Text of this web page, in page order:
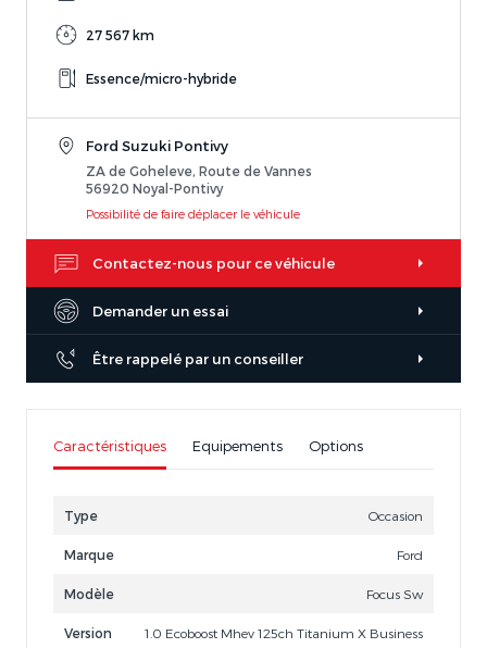
27 567 km
Essence/micro-hybride
Ford Suzuki Pontivy
ZA de Goheleve, Route de Vannes
56920 Noyal-Pontivy
Possibilité de faire déplacer le véhicule
Contactez-nous pour ce véhicule
Demander un essai
Être rappelé par un conseiller
Caractéristiques Equipements Options
Type Occasion
Marque Ford
Modèle Focus Sw
Version 1.0 Ecoboost Mhev 125ch Titanium X Business